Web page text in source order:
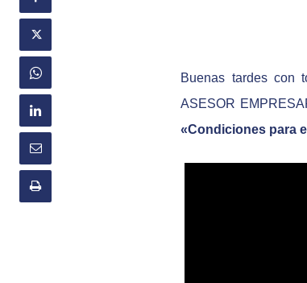
Buenas tardes con
ASESOR
«Condiciones para